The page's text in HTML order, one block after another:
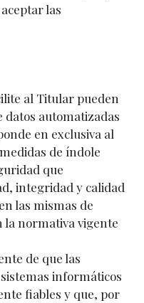
las
al Titular pueden
datos automatizadas
en exclusiva al
de índole
que
integridad y calidad
las mismas de
la normativa vigente
de que las
informáticos
fiables y que, por